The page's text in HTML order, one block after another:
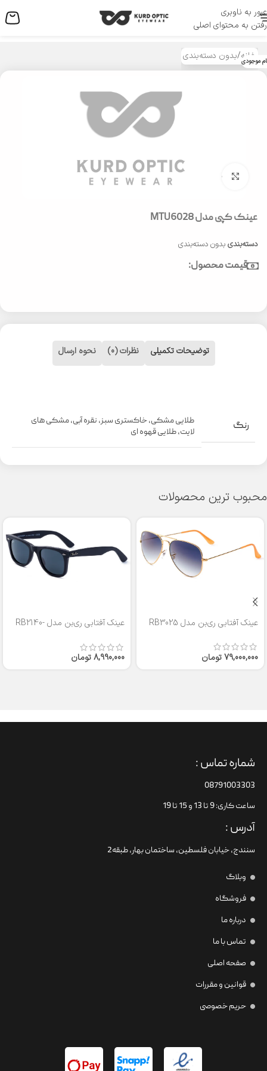
عبور به ناوبری
رفتن به محتوای اصلی
منو
خانه/بدون دسته‌بندی موجودی
بزرگنمایی تصویر
عینک کپی مدل MTU6028
دسته‌بندی بدون دسته‌بندی
قیمت محصول:
توضیحات تکمیلی نظرات (0) نحوه ارسال
رنگ طلایی مشکی,خاکستری سبز, نقره آبی,مشکی های
لایت,طلایی قهوه ای
محبوب ترین محصولات
عینک آفتابی ری‌بن مدل RB3025
79,000,000تومان
عینک آفتابی ری‌بن مدل RB2140-
8,990,000تومان
شماره تماس :
08791003303
ساعت کاری: 9 تا 13 و 15 تا 19
آدرس :
سنندج، خیابان فلسطین،‌ ساختمان بهار، طبقه2
وبلاگ
فروشگاه
درباره ما
تماس با ما
صفحه اصلی
قوانین و مقررات
حریم خصوصی